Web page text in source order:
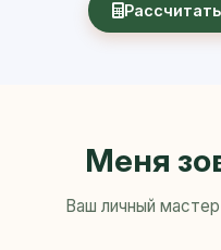
Меня
Ваш личный